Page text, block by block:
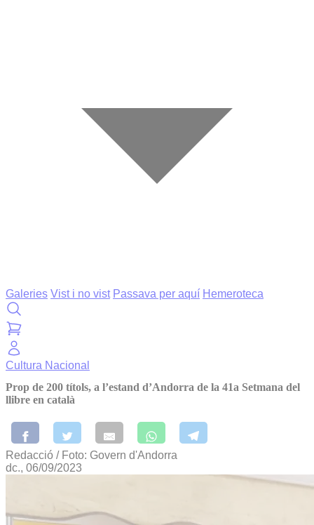
Galeries Vist i no vist Passava per aquí Hemeroteca
Cultura Nacional
Prop de 200 títols, a l’estand d’Andorra de la 41a Setmana del
llibre en català
Redacció / Foto: Govern d'Andorra
dc., 06/09/2023